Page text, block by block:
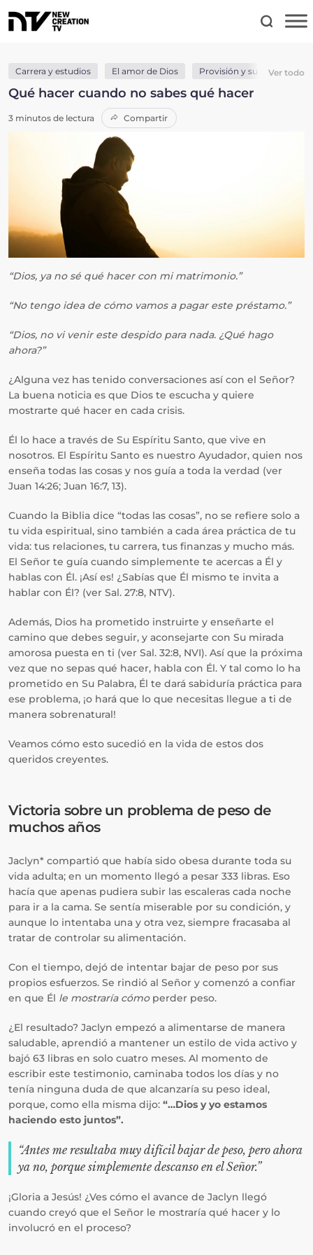
Carrera y estudios El amor de Dios Provisión y suministro
Ver todo
Qué hacer cuando no sabes qué hacer
3 minutos de lectura Compartir
“Dios, ya no sé qué hacer con mi matrimonio.”
“No tengo idea de cómo vamos a pagar este préstamo.”
“Dios, no vi venir este despido para nada. ¿Qué hago
ahora?”
¿Alguna vez has tenido conversaciones así con el Señor?
La buena noticia es que Dios te escucha y quiere
mostrarte qué hacer en cada crisis.
Él lo hace a través de Su Espíritu Santo, que vive en
nosotros. El Espíritu Santo es nuestro Ayudador, quien nos
enseña todas las cosas y nos guía a toda la verdad (ver
Juan 14:26; Juan 16:7, 13).
Cuando la Biblia dice “todas las cosas”, no se refiere solo a
tu vida espiritual, sino también a cada área práctica de tu
vida: tus relaciones, tu carrera, tus finanzas y mucho más.
El Señor te guía cuando simplemente te acercas a Él y
hablas con Él. ¡Así es! ¿Sabías que Él mismo te invita a
hablar con Él? (ver Sal. 27:8, NTV).
Además, Dios ha prometido instruirte y enseñarte el
camino que debes seguir, y aconsejarte con Su mirada
amorosa puesta en ti (ver Sal. 32:8, NVI). Así que la próxima
vez que no sepas qué hacer, habla con Él. Y tal como lo ha
prometido en Su Palabra, Él te dará sabiduría práctica para
ese problema, ¡o hará que lo que necesitas llegue a ti de
manera sobrenatural!
Veamos cómo esto sucedió en la vida de estos dos
queridos creyentes.
Victoria sobre un problema de peso de
muchos años
Jaclyn* compartió que había sido obesa durante toda su
vida adulta; en un momento llegó a pesar 333 libras. Eso
hacía que apenas pudiera subir las escaleras cada noche
para ir a la cama. Se sentía miserable por su condición, y
aunque lo intentaba una y otra vez, siempre fracasaba al
tratar de controlar su alimentación.
Con el tiempo, dejó de intentar bajar de peso por sus
propios esfuerzos. Se rindió al Señor y comenzó a confiar
en que Él le mostraría cómoperder peso.
¿El resultado? Jaclyn empezó a alimentarse de manera
saludable, aprendió a mantener un estilo de vida activo y
bajó 63 libras en solo cuatro meses. Al momento de
escribir este testimonio, caminaba todos los días y no
tenía ninguna duda de que alcanzaría su peso ideal,
porque, como ella misma dijo: “…Dios y yo estamos
haciendo esto juntos”.
“Antes me resultaba muy difícil bajar de peso, pero ahora
ya no, porque simplemente descanso en el Señor.”
¡Gloria a Jesús! ¿Ves cómo el avance de Jaclyn llegó
cuando creyó que el Señor le mostraría qué hacer y lo
involucró en el proceso?